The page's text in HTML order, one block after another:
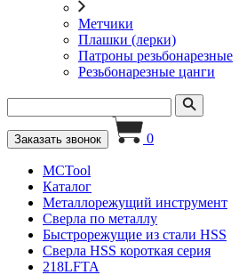
Метчики
Плашки (лерки)
Патроны резьбонарезные
Резьбонарезные цанги
Заказать звонок 0
MCTool
Каталог
Металлорежущий инструмент
Сверла по металлу
Быстрорежущие из стали HSS
Сверла HSS короткая серия
218LFTA